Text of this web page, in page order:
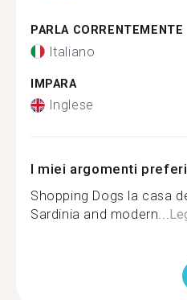
PARLA CORRENTEMENTE
Italiano
IMPARA
Inglese
I miei argomenti
Shopping Dogs la casa
Sardinia and modern...